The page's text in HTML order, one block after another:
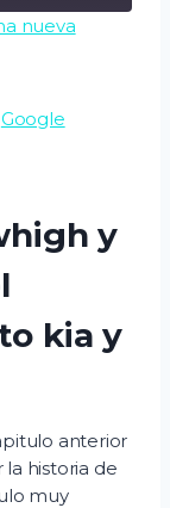
nueva
Google
y
kia y
anterior
historia de
muy